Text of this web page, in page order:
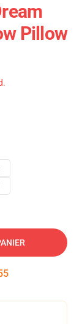
Pillow